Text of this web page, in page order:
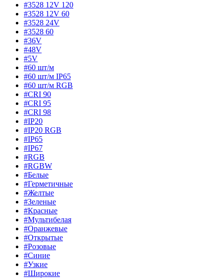
#3528 12V 120
#3528 12V 60
#3528 24V
#3528 60
#36V
#48V
#5V
#60 шт/м
#60 шт/м IP65
#60 шт/м RGB
#CRI 90
#CRI 95
#CRI 98
#IP20
#IP20 RGB
#IP65
#IP67
#RGB
#RGBW
#Белые
#Герметичные
#Желтые
#Зеленые
#Красные
#Мультибелая
#Оранжевые
#Открытые
#Розовые
#Синие
#Узкие
#Широкие